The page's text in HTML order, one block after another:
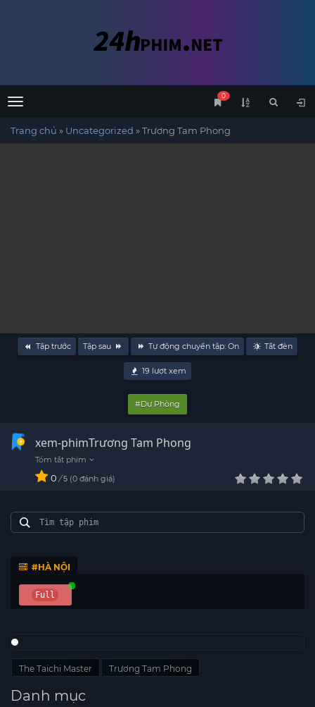
Menu
0
Trang chủ » Uncategorized »Trương Tam Phong
Tập trước Tập sau Tự động chuyển tập:On Tắt đèn
19 lượt xem
#Dự Phòng
xem-phimTrương Tam Phong
0 / 5 0 đánh giá
#HÀ NỘI
Full
The Taichi Master Trương Tam Phong
Danh mục